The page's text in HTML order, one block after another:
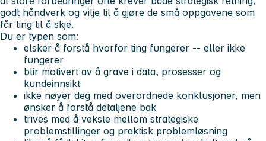
godt håndverk og vilje til å gjøre de små oppgavene som
får ting til å skje.
Du er typen som:
elsker å forstå hvorfor ting fungerer -- eller ikke
fungerer
blir motivert av å grave i data, prosesser og
kundeinnsikt
ikke nøyer deg med overordnede konklusjoner, men
ønsker å forstå detaljene bak
trives med å veksle mellom strategiske
problemstillinger og praktisk problemløsning